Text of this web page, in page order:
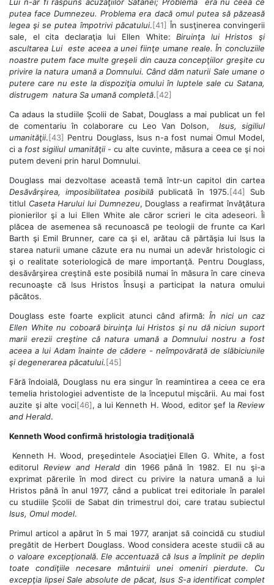
putea face Dumnezeu. Problema era dacă omul putea să păzeasă
legea şi se putea împotrivi păcatului.[41] În susţinerea convingerii
sale, el cita declaraţia lui Ellen White:Biruinţa lui Hristos şi
ascultarea Lui este aceea a unei fiinţe umane reale. În concluziile
noastre putem face multe greşeli din cauza concepţiilor greşite cu
privire la natura umană a Domnului. Când dăm naturii Sale umane o
putere care nu este la dispoziţia omului în luptele sale cu Satana,
distrugem natura Sa umană completă.[42]
Ca adaus la studiile Școlii de Sabat, Douglass a mai publicat un fel
de comentariu în colaborare cu Leo Van Dolson, Isus, sigiliul
umanităţii.[43] Pentru Douglass, Isus n-a fost numai Omul Model,
ci afost sigiliul umanităţii- cu alte cuvinte, măsura a ceea ce şi noi
putem deveni prin harul Domnului.
Douglass mai dezvoltase această temă într-un capitol din cartea
Desăvârşirea, imposibilitatea posibilă publicată în 1975.[44]
Sub
titlul Caseta Harului lui Dumnezeu, Douglass a reafirmat învăţătura
pionierilor şi a lui Ellen White ale căror scrieri le cita adeseori. Îi
plăcea de asemenea să recunoască pe teologii de frunte ca Karl
Barth şi Emil Brunner, care ca şi el, arătau că părtăşia lui Isus la
starea naturii umane căzute era nu numai un adevăr hristologic ci
şi o realitate soteriologică de mare importanţă. Pentru Douglass,
desăvârşirea creştină este posibilă numai în măsura în care cineva
recunoaşte că Isus Hristos Însuşi a participat la natura omului
păcătos.
Douglass este foarte explicit atunci când afirmă:În nici un caz
Ellen White nu coboară biruinţa lui Hristos şi nu dă niciun suport
marii erezii creştine că natura umană a Domnului nostru a fost
aceea a lui Adam înainte de cădere - neîmpovărată de slăbiciunile
şi degenerarea păcatului.[45]
Fără îndoială, Douglass nu era singur în reamintirea a ceea ce era
temelia hristologiei adventiste de la începutul mişcării. Au mai fost
auzite şi alte voci[46], a lui Kenneth H. Wood, editor şef la Review
and Herald.
Kenneth Wood confirmă hristologia tradiţională
Kenneth H. Wood, preşedintele Asociaţiei Ellen G. White, a fost
editorul Review and Heralddin 1966 până în 1982. El nu şi-a
exprimat părerile în mod direct cu privire la natura umană a lui
Hristos până în anul 1977, când a publicat trei editoriale în paralel
cu studiile Școlii de Sabat din trimestrul doi, care tratau subiectul
Isus, Omul model.
Primul articol a apărut în 5 mai 1977, aranjat să coincidă cu studiul
pregătit de Herbert Douglass. Wood considera aceste studii că au
o valoare excepţională.Ele accentuază că Isus a împlinit pe deplin
toate condiţiile necesare mântuirii unei omeniri pierdute. Cu
excepţia lipsei Sale absolute de păcat, Isus S-a identificat complet